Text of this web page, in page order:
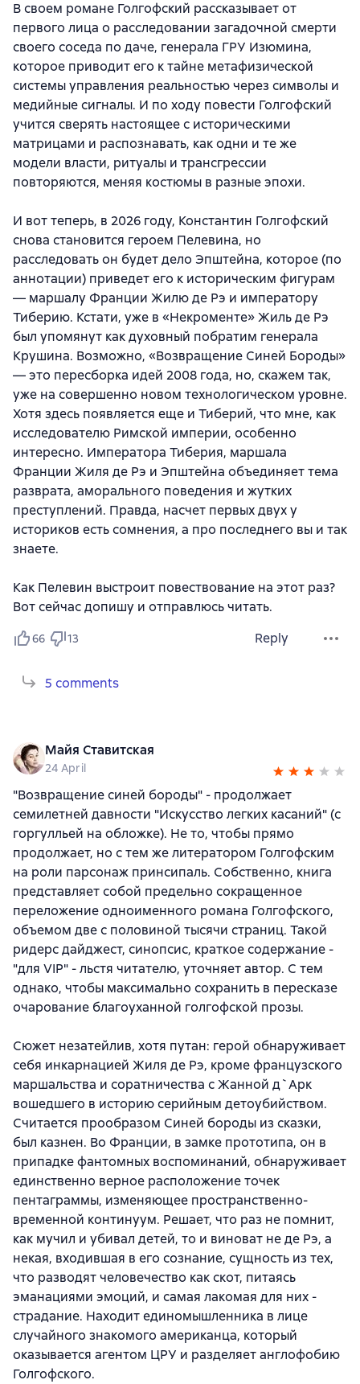
В своем романе Голгофский рассказывает от
первого лица о расследовании загадочной смерти
своего соседа по даче, генерала ГРУ Изюмина,
которое приводит его к тайне метафизической
системы управления реальностью через символы и
медийные сигналы. И по ходу повести Голгофский
учится сверять настоящее с историческими
матрицами и распознавать, как одни и те же
модели власти, ритуалы и трансгрессии
повторяются, меняя костюмы в разные эпохи.
И вот теперь, в 2026 году, Константин Голгофский
снова становится героем Пелевина, но
расследовать он будет дело Эпштейна, которое (по
аннотации) приведет его к историческим фигурам
— маршалу Франции Жилю де Рэ и императору
Тиберию. Кстати, уже в «Некроменте» Жиль де Рэ
был упомянут как духовный побратим генерала
Крушина. Возможно, «Возвращение Синей Бороды»
— это пересборка идей 2008 года, но, скажем так,
уже на совершенно новом технологическом уровне.
Хотя здесь появляется еще и Тиберий, что мне, как
исследователю Римской империи, особенно
интересно. Императора Тиберия, маршала
Франции Жиля де Рэ и Эпштейна объединяет тема
разврата, аморального поведения и жутких
преступлений. Правда, насчет первых двух у
историков есть сомнения, а про последнего вы и так
знаете.
Как Пелевин выстроит повествование на этот раз?
Вот сейчас допишу и отправлюсь читать.
66 13 Reply
5 comments
Майя Ставитская
24 April
"Возвращение синей бороды" - продолжает
семилетней давности "Искусство легких касаний" (с
горгулльей на обложке). Не то, чтобы прямо
продолжает, но с тем же литератором Голгофским
на роли парсонаж принсипаль. Собственно, книга
представляет собой предельно сокращенное
переложение одноименного романа Голгофского,
объемом две с половиной тысячи страниц. Такой
ридерс дайджест, синопсис, краткое содержание -
"для VIP" - льстя читателю, уточняет автор. С тем
однако, чтобы максимально сохранить в пересказе
очарование благоуханной голгофской прозы.
Сюжет незатейлив, хотя путан: герой обнаруживает
себя инкарнацией Жиля де Рэ, кроме французского
маршальства и соратничества с Жанной д`Арк
вошедшего в историю серийным детоубийством.
Считается прообразом Синей бороды из сказки,
был казнен. Во Франции, в замке прототипа, он в
припадке фантомных воспоминаний, обнаруживает
единственно верное расположение точек
пентаграммы, изменяющее пространственно-
временной континуум. Решает, что раз не помнит,
как мучил и убивал детей, то и виноват не де Рэ, а
некая, входившая в его сознание, сущность из тех,
что разводят человечество как скот, питаясь
эманациями эмоций, и самая лакомая для них -
страдание. Находит единомышленника в лице
случайного знакомого американца, который
оказывается агентом ЦРУ и разделяет англофобию
Голгофского.